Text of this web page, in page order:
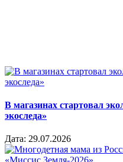
В магазинах стартовал
экоследа»
Дата: 29.07.2026